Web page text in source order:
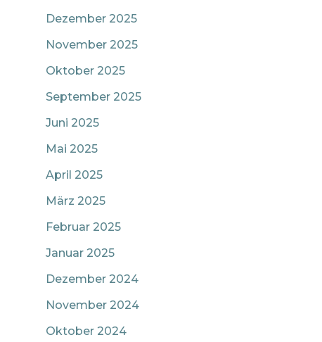
Dezember 2025
November 2025
Oktober 2025
September 2025
Juni 2025
Mai 2025
April 2025
März 2025
Februar 2025
Januar 2025
Dezember 2024
November 2024
Oktober 2024